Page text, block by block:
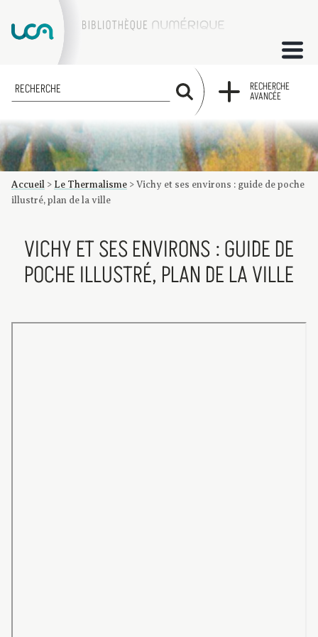
ACCUEIL
COLLECTIONS
FACTUMS
Les factums à la BU
Présentation du corpus de factums de la collection Marie
Bibliographie
Glossaire
Index de recherche
RECHERCHE
RECHERCHE
AVANCÉE
Accueil > Le Thermalisme > Vichy et ses environs : guide de poche
illustré, plan de la ville
VICHY ET SES ENVIRONS : GUIDE DE
POCHE ILLUSTRÉ, PLAN DE LA VILLE